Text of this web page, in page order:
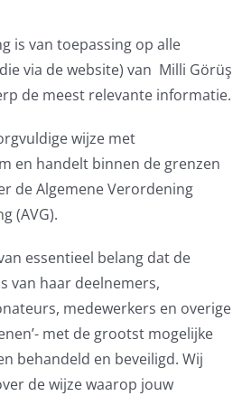
is van toepassing op alle
via de website) van Milli Görüş
de meest relevante informatie.
wijze met
en handelt binnen de grenzen
de Algemene Verordening
(AVG).
essentieel belang dat de
van haar deelnemers,
medewerkers en overige
met de grootst mogelijke
behandeld en beveiligd. Wij
de wijze waarop jouw